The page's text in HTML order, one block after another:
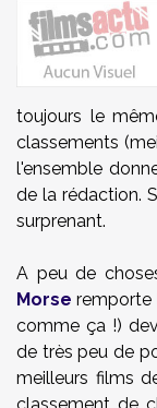
toujours le
classements
l'ensemble
de la rédaction.
surprenant.
A peu de
Morse remporte
comme ça !)
de très peu de
meilleurs films